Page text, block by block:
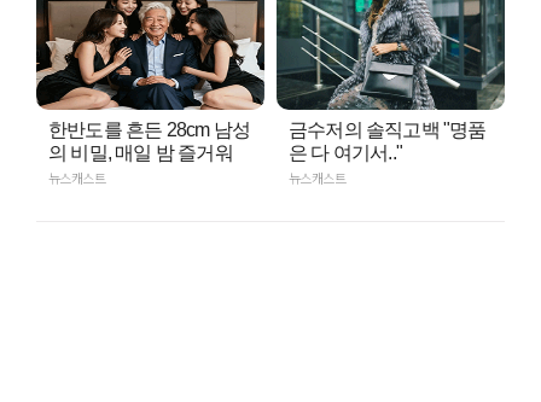
한반도를 흔든 28cm 남성
의 비밀, 매일 밤 즐거워
뉴스캐스트
금수저의 솔직고백 "명품
은 다 여기서.."
뉴스캐스트